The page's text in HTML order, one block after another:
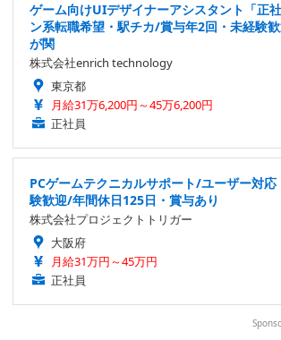
ゲーム向けUIデザイナーアシスタント「正
ン系転職希望・駅チカ/賞与年2回・未経験
が関
株式会社enrich technology
東京都
月給31万6,200円～45万6,200円
正社員
PCゲームテクニカルサポート/ユーザー対
験歓迎/年間休日125日・賞与あり
株式会社プロジェクトトリガー
大阪府
月給31万円～45万円
正社員